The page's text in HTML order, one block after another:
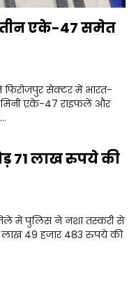
तीन एके-47 समेत
फिरोजपुर सेक्टर में भारत-
एके-47 राइफलें और
71 लाख रुपये की
में पुलिस ने नशा तस्करी से
लाख 49 हजार 483 रुपये की